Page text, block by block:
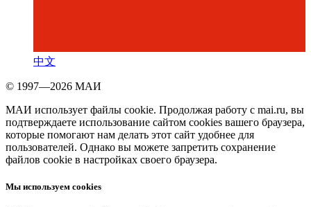
中文
© 1997—2026 МАИ
МАИ использует файлы cookie. Продолжая работу с mai.ru, вы
подтверждаете использование сайтом cookies вашего браузера,
которые помогают нам делать этот сайт удобнее для
пользователей. Однако вы можете запретить сохранение
файлов cookie в настройках своего браузера.
Мы используем cookies